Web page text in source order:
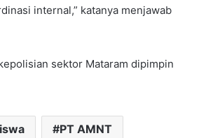
internal,” katanya menjawab
sektor Mataram dipimpin
PT AMNT